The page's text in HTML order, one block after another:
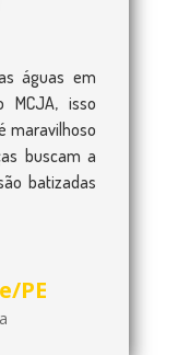
águas em
MCJA, isso
maravilhoso
buscam a
batizadas
PE